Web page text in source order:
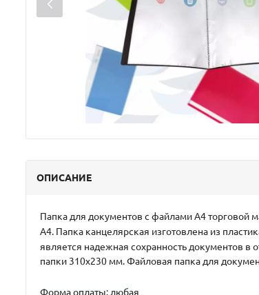
ОПИСАНИЕ
Папка для документов с файлами А4 торговой
А4. Папка канцелярская изготовлена из
является надежная сохранность документов
папки 310х230 мм. Файловая папка для
Форма оплаты: любая